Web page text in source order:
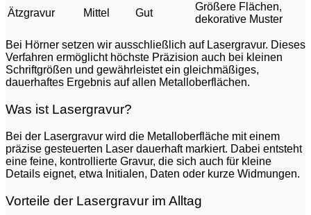
Ätzgravur
Mittel Gut
Größere Flächen,
dekorative Muster
Bei Hörner setzen wir ausschließlich auf Lasergravur. Dieses
Verfahren ermöglicht höchste Präzision auch bei kleinen
Schriftgrößen und gewährleistet ein gleichmäßiges,
dauerhaftes Ergebnis auf allen Metalloberflächen.
Was ist Lasergravur?
Bei der Lasergravur wird die Metalloberfläche mit einem
präzise gesteuerten Laser dauerhaft markiert. Dabei entsteht
eine feine, kontrollierte Gravur, die sich auch für kleine
Details eignet, etwa Initialen, Daten oder kurze Widmungen.
Vorteile der Lasergravur im Alltag